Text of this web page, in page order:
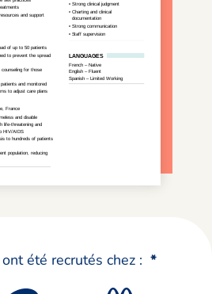
été recrutés chez : *